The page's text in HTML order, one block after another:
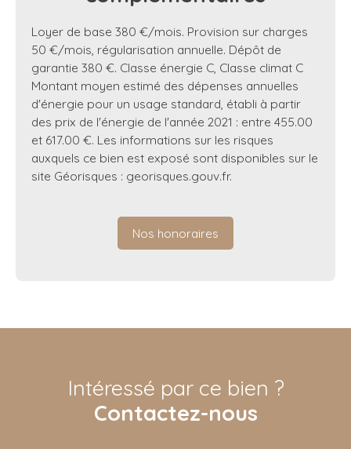
Loyer de base 380 €/mois. Provision sur charges
50 €/mois, régularisation annuelle. Dépôt de
garantie 380 €. Classe énergie C, Classe climat C
Montant moyen estimé des dépenses annuelles
d'énergie pour un usage standard, établi à partir
des prix de l'énergie de l'année 2021 : entre 455.00
et 617.00 €. Les informations sur les risques
auxquels ce bien est exposé sont disponibles sur le
site Géorisques : georisques.gouv.fr.
Nos honoraires
Intéressé par ce bien ?
Contactez-nous